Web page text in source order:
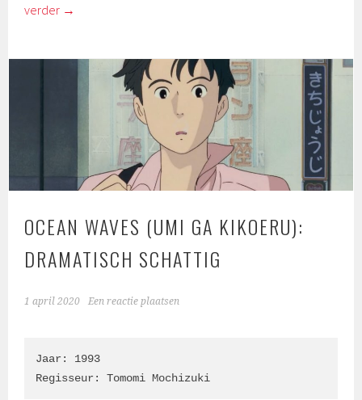
verder →
OCEAN WAVES (UMI GA KIKOERU):
DRAMATISCH SCHATTIG
1 april 2020 Een reactie plaatsen
Jaar: 1993
Regisseur: Tomomi Mochizuki